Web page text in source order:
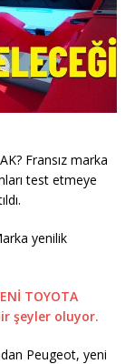
Fransız marka
test etmeye
yenilik
TOYOTA
şeyler oluyor.
Peugeot, yeni